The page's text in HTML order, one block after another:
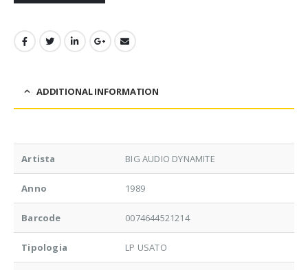
ADDITIONAL INFORMATION
Artista BIG AUDIO DYNAMITE
Anno 1989
Barcode 0074644521214
Tipologia LP USATO